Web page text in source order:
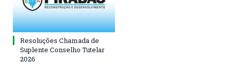
Resoluções Chamada de
Suplente Conselho Tutelar
2026